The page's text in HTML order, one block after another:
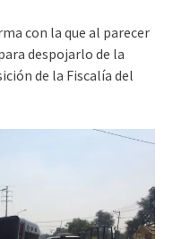
con la que al parecer
despojarlo de la
de la Fiscalía del